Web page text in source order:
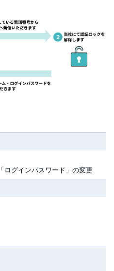
ログインパスワード」の変更